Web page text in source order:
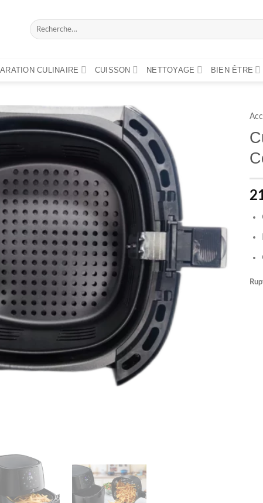
Recherche
pour :
CULINAIRE CUISSON NETTOYAGE BIEN ÊTRE